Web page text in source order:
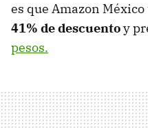
es que Amazon
41% de descuentoy
pesos.